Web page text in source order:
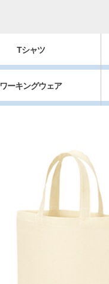
Tシャツ
ワーキングウェア